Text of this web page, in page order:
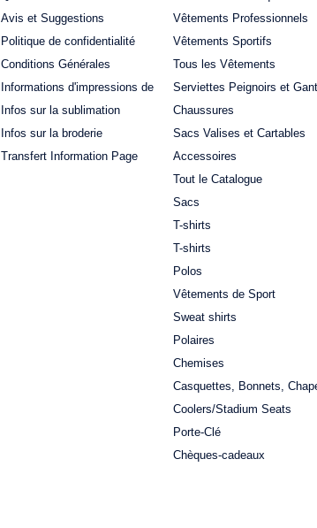
Avis et Suggestions
Politique de confidentialité
Conditions Générales
Informations d'impressions de
Infos sur la sublimation
Infos sur la broderie
Transfert Information Page
Vêtements Professionnels
Vêtements Sportifs
Tous les Vêtements
Serviettes Peignoirs et
Chaussures
Sacs Valises et Cartables
Accessoires
Tout le Catalogue
Sacs
T-shirts
T-shirts
Polos
Vêtements de Sport
Sweat shirts
Polaires
Chemises
Casquettes, Bonnets,
Coolers/Stadium Seats
Porte-Clé
Chèques-cadeaux